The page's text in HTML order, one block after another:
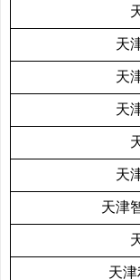
天
天
天
天
天津
天